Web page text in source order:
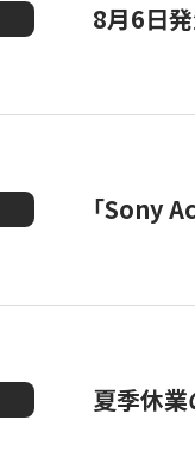
8月6日
「Sony
夏季休業